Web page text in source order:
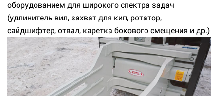
оборудованием для широкого спектра задач
(удлинитель вил, захват для кип, ротатор,
сайдшифтер, отвал, каретка бокового смещения и др.)